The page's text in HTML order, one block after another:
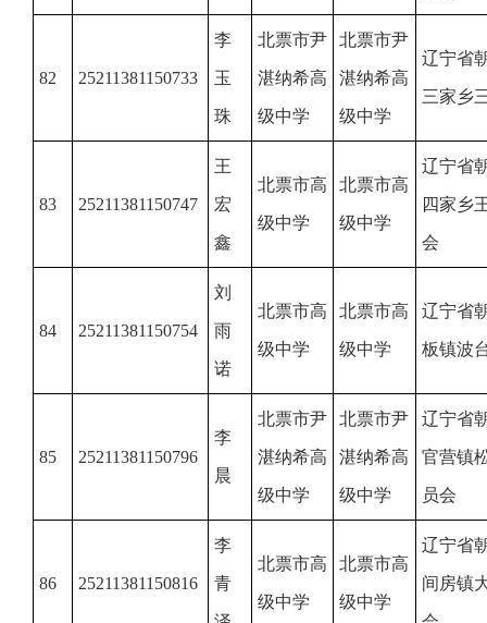
82 25211381150733
李
玉
珠
北票市尹
湛纳希高
级中学
北票市尹
湛纳希高
级中学
辽宁省
三家乡
83 25211381150747
王
宏
鑫
北票市高
级中学
北票市高
级中学
辽宁省
四家乡
会
84 25211381150754
刘
雨
诺
北票市高
级中学
北票市高
级中学
辽宁省
板镇波
85 25211381150796
李
晨
北票市尹
湛纳希高
级中学
北票市尹
湛纳希高
级中学
辽宁省
官营镇
员会
86 25211381150816
李
青
北票市高
级中学
北票市高
级中学
辽宁省
间房镇